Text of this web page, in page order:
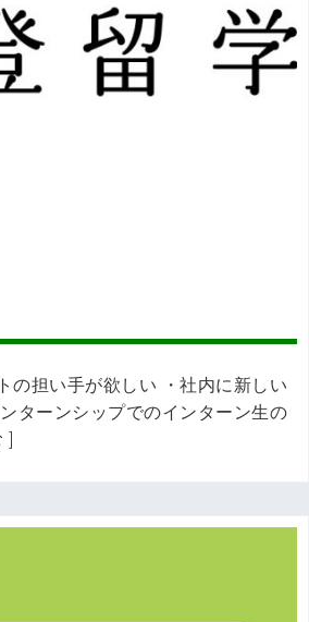
の担い手が欲しい ・社内に新しい
ターンシップでのインターン生の
]